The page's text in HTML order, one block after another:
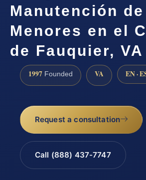
Manutención de
Menores en el
de Fauquier, VA
1997 Founded VA EN ·
Request a consultation
Call (888) 437-7747